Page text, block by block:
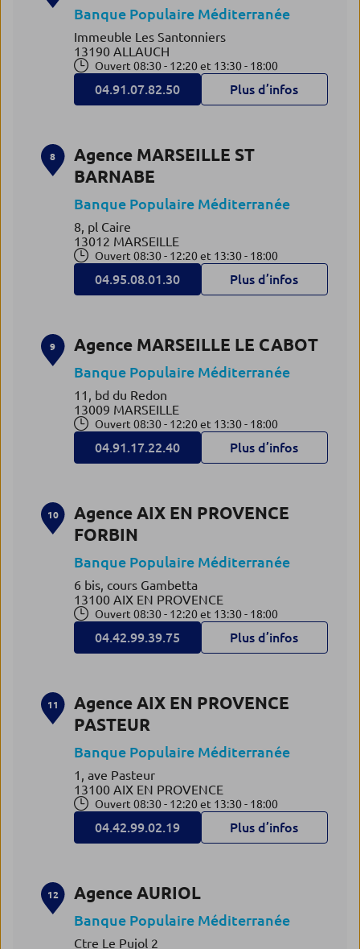
Banque Populaire Méditerranée
Immeuble Les Santonniers
13190 ALLAUCH
Ouvert 08:30 - 12:20 et 13:30 - 18:00
04.91.07.82.50 Plus d’infos
8
Agence MARSEILLE ST
BARNABE
Banque Populaire Méditerranée
8, pl Caire
13012 MARSEILLE
Ouvert 08:30 - 12:20 et 13:30 - 18:00
04.95.08.01.30 Plus d’infos
9 Agence MARSEILLE LE CABOT
Banque Populaire Méditerranée
11, bd du Redon
13009 MARSEILLE
Ouvert 08:30 - 12:20 et 13:30 - 18:00
04.91.17.22.40 Plus d’infos
10
Agence AIX EN PROVENCE
FORBIN
Banque Populaire Méditerranée
6 bis, cours Gambetta
13100 AIX EN PROVENCE
Ouvert 08:30 - 12:20 et 13:30 - 18:00
04.42.99.39.75 Plus d’infos
11
Agence AIX EN PROVENCE
PASTEUR
Banque Populaire Méditerranée
1, ave Pasteur
13100 AIX EN PROVENCE
Ouvert 08:30 - 12:20 et 13:30 - 18:00
04.42.99.02.19 Plus d’infos
12 Agence AURIOL
Banque Populaire Méditerranée
Ctre Le Pujol 2